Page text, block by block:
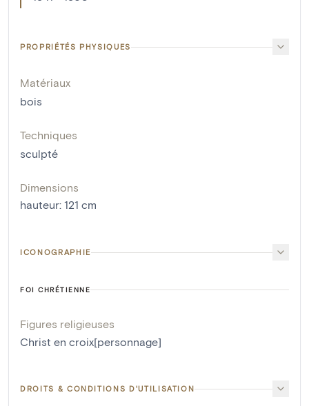
PROPRIÉTÉS PHYSIQUES
Matériaux
bois
Techniques
sculpté
Dimensions
hauteur: 121 cm
ICONOGRAPHIE
FOI CHRÉTIENNE
Figures religieuses
Christ en croix[personnage]
DROITS & CONDITIONS D'UTILISATION